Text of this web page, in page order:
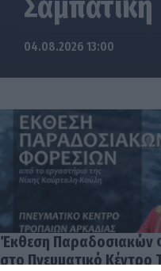
04.08.2026 13:00
Έκθεση Παραδοσιακών
στο Πνευματικό Κέντρο